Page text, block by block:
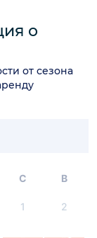
о
от сезона
С В
1 2